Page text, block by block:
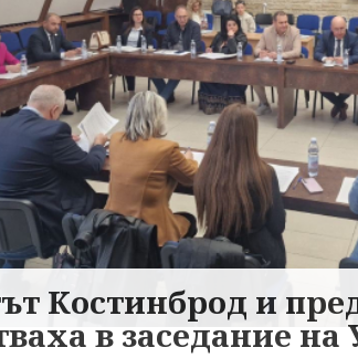
Костинброд и
в заседание